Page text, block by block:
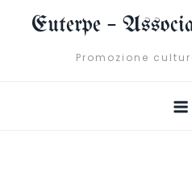
Euterpe –
Promozione